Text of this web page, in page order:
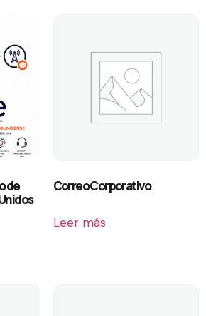
de
Correo Corporativo
Leer más